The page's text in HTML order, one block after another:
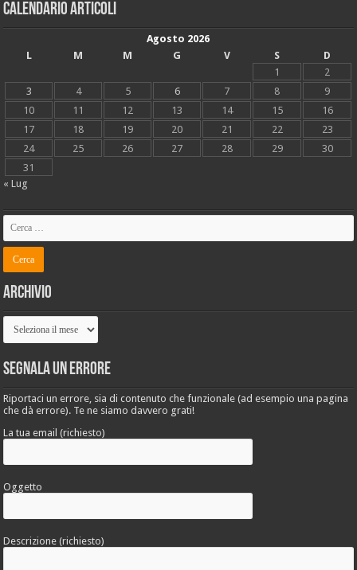
Calendario articoli
Agosto 2026
L
M M G V S
D
1
2
3
4 5 6 7 8
9
10
11 12 13 14 15
16
17
18 19 20 21 22
23
24
25 26 27 28 29
30
31
« Lug
Archivio
Archivio
Segnala un errore
Riportaci un errore, sia di contenuto che funzionale (ad esempio una pagina
che dà errore). Te ne siamo davvero grati!
La tua email (richiesto)
Oggetto
Descrizione (richiesto)